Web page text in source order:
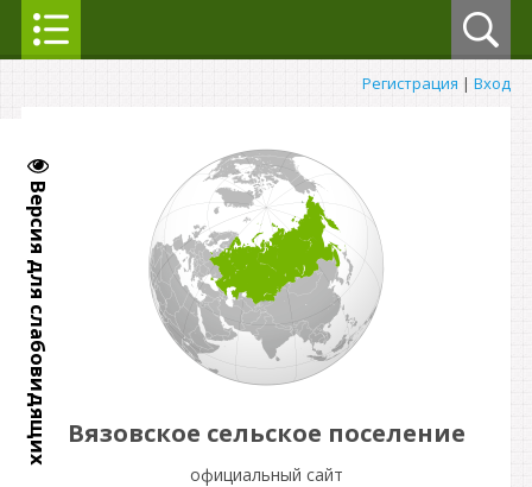
Версия для слабовидящих
Регистрация | Вход
Вязовское сельское поселение
официальный сайт